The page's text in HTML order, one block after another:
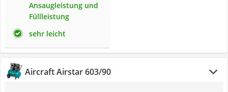
Ansaugleistung und
Füllleistung
sehr leicht
Aircraft Airstar 603/90